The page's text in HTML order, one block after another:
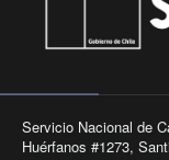
Servicio Nacional de
Huérfanos #1273,